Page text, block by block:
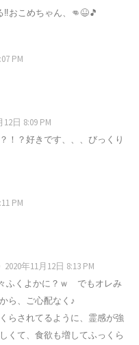
おこめちゃん、👊😆🎵
PM
12日 8:09 PM
！？好きです、、、びっくり
PM
2020年11月12日 8:13 PM
ふくよかに？ｗ でもオレみ
ら、ご心配なく♪
らされてるように、霊感が強
くて、食欲も増してふっくら